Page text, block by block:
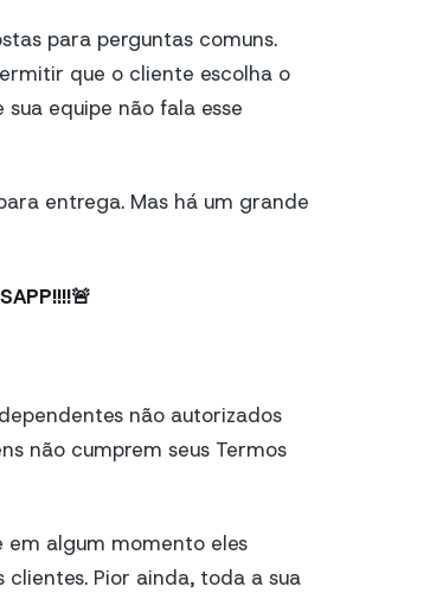
para perguntas comuns.
que o cliente escolha o
equipe não fala esse
entrega. Mas há um grande
🚨
não autorizados
não cumprem seus Termos
em algum momento eles
Pior ainda, toda a sua